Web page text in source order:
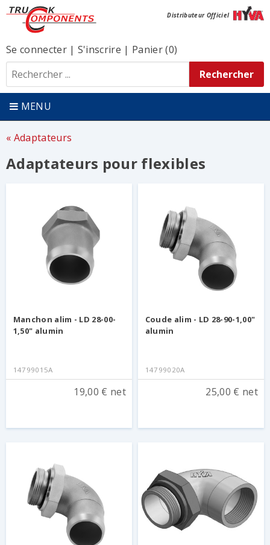
Distributeur Officiel
Se connecter| S'inscrire | Panier (0)
MENU
Adaptateurs
Adaptateurs pour flexibles
Manchon alim - LD 28-00-
1,50" alumin
14799015A
19,00 € net
Coude alim - LD 28-90-1,00"
alumin
14799020A
25,00 € net